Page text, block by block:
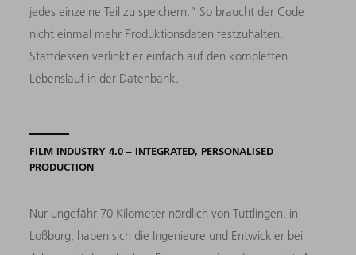
jedes einzelne Teil zu speichern.“ So braucht der Code
nicht einmal mehr Produktionsdaten festzuhalten.
Stattdessen verlinkt er einfach auf den kompletten
Lebenslauf in der Datenbank.
FILM INDUSTRY 4.0 – INTEGRATED, PERSONALISED
PRODUCTION
Nur ungefähr 70 Kilometer nördlich von Tuttlingen, in
Loßburg, haben sich die Ingenieure und Entwickler bei